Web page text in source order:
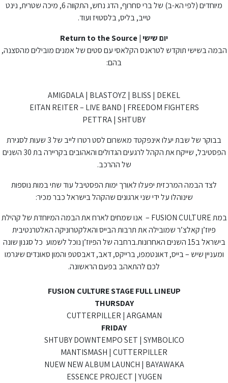
מיוחדים (לפי הא-ב) של ברי סחרוף, הדג נחש, התקווה 6, מיכה שטרית, נינט
טייב, בליס, בלסטויז ועוד.
יום שישי | Return to the Source
הבמה בשישי תוקדש לטראנס הקלאסי עם סטים של אמנים מובילים מהסצנה,
בהם:
AMIGDALA | BLASTOYZ | BLISS | DEKEL
EITAN REITER – LIVE BAND | FREEDOM FIGHTERS
PETTRA | SHTUBY
בבוקר של שבת יעלו אינפקטד מאשרום לסט רטרו לייב של 3 שעות לסגירת
הפסטיבל, שייקח את הקהל לרגעים הגדולים והאהובים בקריירה בת 30 השנים
של ההרכב.
לצד הבמה המרכזית יפעלו לאורך ימות הפסטיבל עוד שתי במות נוספות
שינוהלו על ידי שני ארגונים שהקהל בישראל כבר מכיר:
במת FUSION CULTURE – אנו שמחים לארח את הבמה המיוחדת של קהילת
פיוז’ן קאלצ’ר שמובילה את תרבות הבייס והאלקטרוניקה האלטרנטיבית
בישראל ב15 השנים האחרונות.ברחבה של הפיוז’ן נוכל לשמוע כל סגנון שונה
ומעניין שיש – בייס, דאונטמפו, ברייקס, דאב, דאבסטפ והמון סאונדים שיגרמו
לכם להתאהב בפעם הראשונה.
FUSION CULTURE STAGE FULL LINEUP
THURSDAY
CUTTERPILLER | ARGAMAN
FRIDAY
SHTUBYDOWNTEMPO SET | SYMBOLICO
MANTISMASH | CUTTERPILLER
NUEW NEW ALBUM LAUNCH | BAYAWAKA
ESSENCE PROJECT | YUGEN